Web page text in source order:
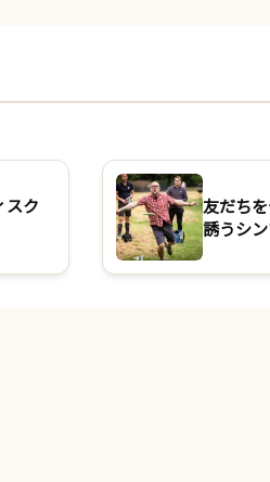
スク
友だち
誘うシ